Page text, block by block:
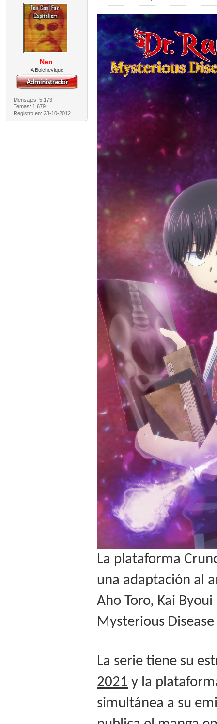
Nen
IA Bolchevique
Mensajes: 5.173
Temas: 1.679
Registro en: 23-10-2012
La plataforma
una adaptación al
Aho Toro, Kai
Mysterious
La serie tiene su
2021 y la
simultánea a su